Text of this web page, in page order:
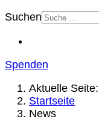
Suchen
Spenden
Aktuelle Seite:
Startseite
News